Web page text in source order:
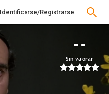
Identificarse/Registrarse
--
Sin valorar